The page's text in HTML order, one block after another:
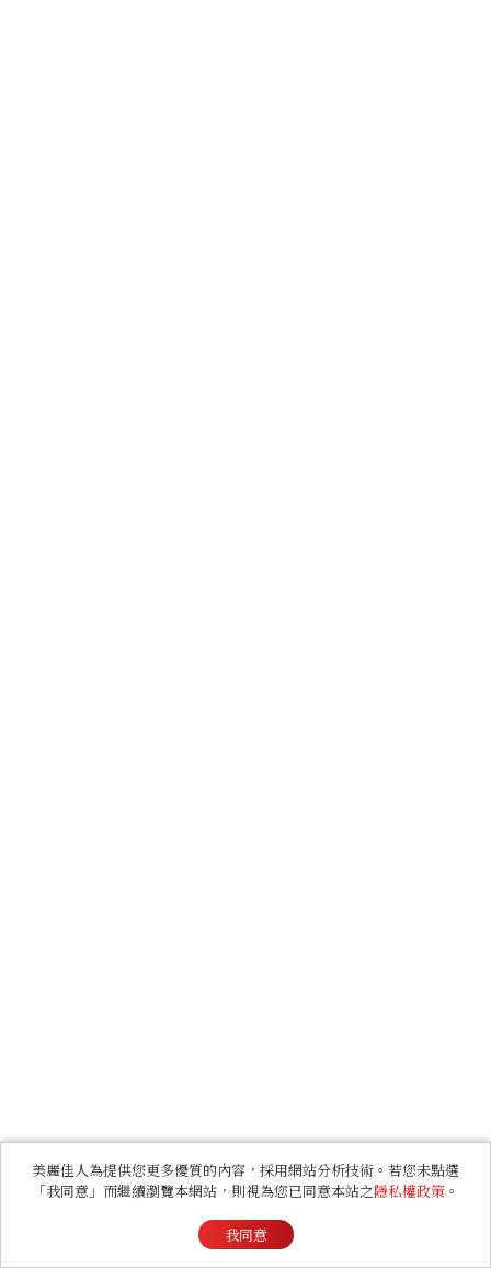
美麗佳人為提供您更多優質的內容，採用網站分析技術。若您未點選
「我同意」而繼續瀏覽本網站，則視為您已同意本站之隱私權政策 。
我同意